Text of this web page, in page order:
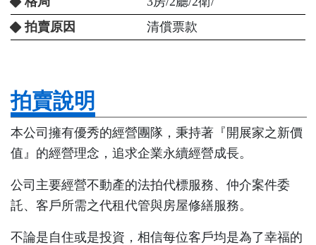
拍賣原因
清償票款
拍賣說明
本公司擁有優秀的經營團隊，秉持著『開展家之新價
值』的經營理念，追求企業永續經營成長。
公司主要經營不動產的法拍代標服務、仲介案件委
託、客戶所需之代租代管與房屋修繕服務。
不論是自住或是投資，相信每位客戶均是為了幸福的